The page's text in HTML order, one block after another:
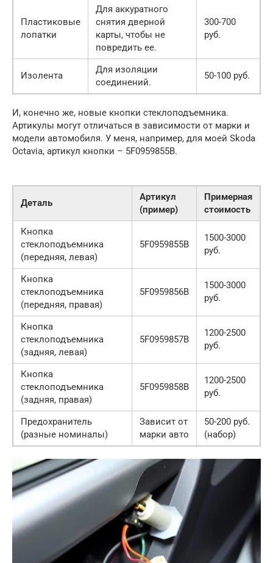
Пластиковые
лопатки
Для аккуратного
снятия дверной
карты, чтобы не
повредить ее.
300-700
руб.
Изолента
Для изоляции
соединений.
50-100 руб.
И, конечно же, новые кнопки стеклоподъемника.
Артикулы могут отличаться в зависимости от марки и
модели автомобиля. У меня, например, для моей Skoda
Octavia, артикул кнопки – 5F0959855B.
Деталь
Артикул
(пример)
Примерная
стоимость
Кнопка
стеклоподъемника
(передняя, левая)
5F0959855B
1500-3000
руб.
Кнопка
стеклоподъемника
(передняя, правая)
5F0959856B
1500-3000
руб.
Кнопка
стеклоподъемника
(задняя, левая)
5F0959857B
1200-2500
руб.
Кнопка
стеклоподъемника
(задняя, правая)
5F0959858B
1200-2500
руб.
Предохранитель
(разные номиналы)
Зависит от
марки авто
50-200 руб.
(набор)